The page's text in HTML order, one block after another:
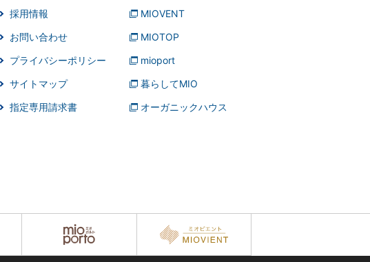
採用情報
お問い合わせ
プライバシーポリシー
サイトマップ
指定専用請求書
MIOVENT
MIOTOP
mioport
暮らしてMIO
オーガニックハウス